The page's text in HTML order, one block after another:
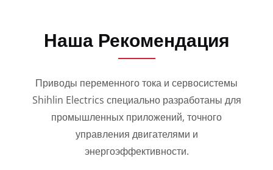
Наша Рекомендация
Приводы переменного тока и сервосистемы
Shihlin Electrics специально разработаны для
промышленных приложений, точного
управления двигателями и
энергоэффективности.